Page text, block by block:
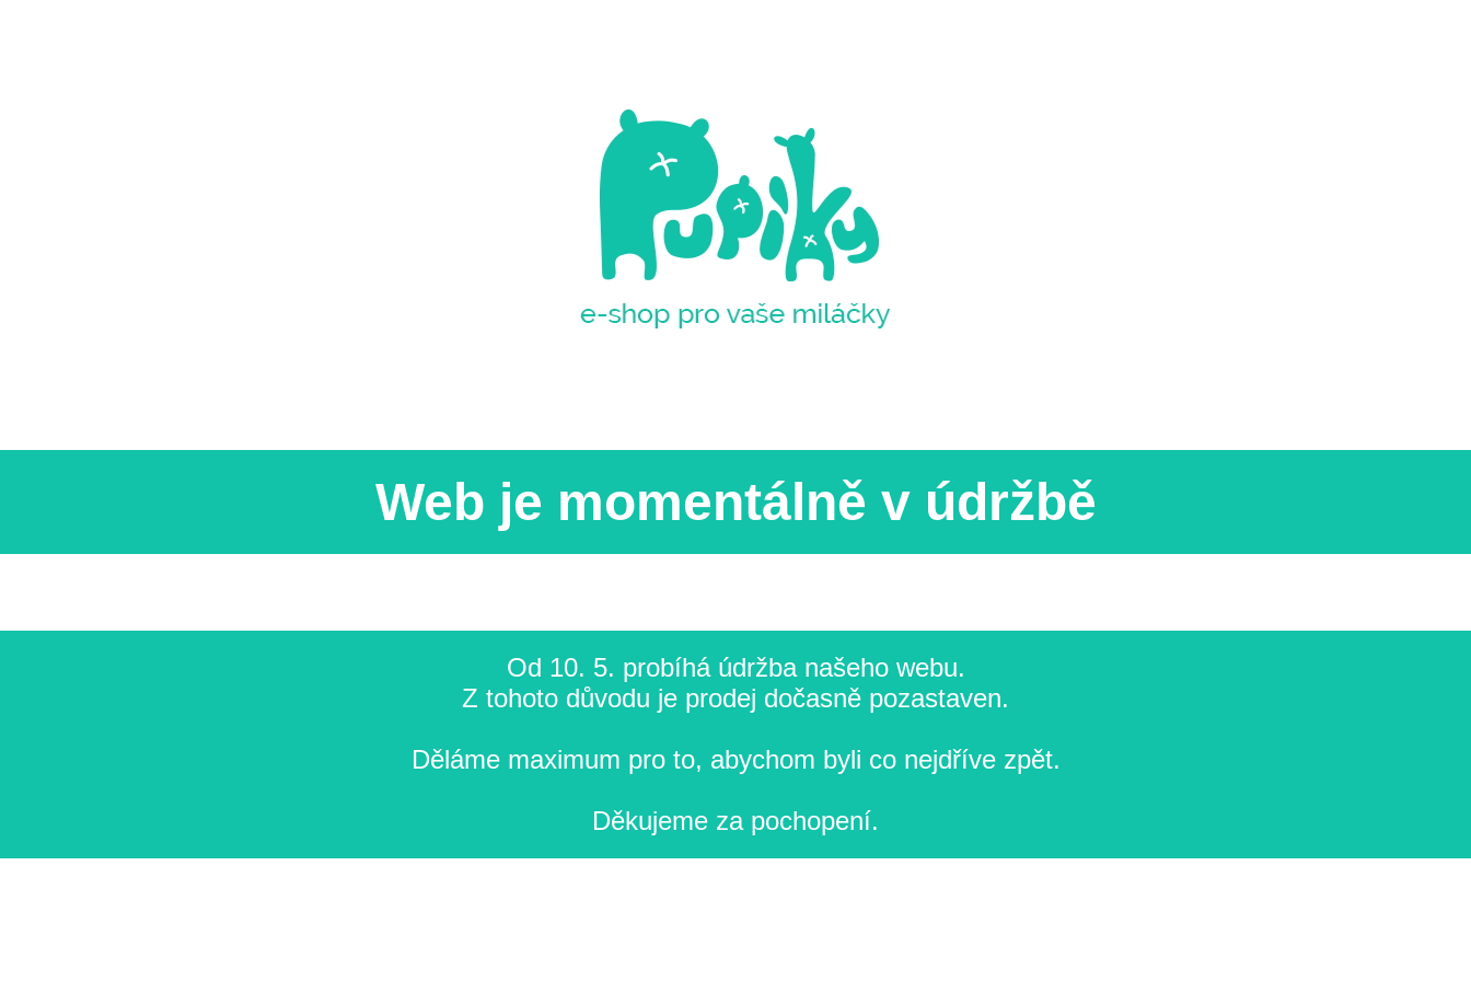
Web je momentálně v údržbě
Od 10. 5. probíhá údržba našeho webu.
Z tohoto důvodu je prodej dočasně pozastaven.
Děláme maximum pro to, abychom byli co nejdříve zpět.
Děkujeme za pochopení.